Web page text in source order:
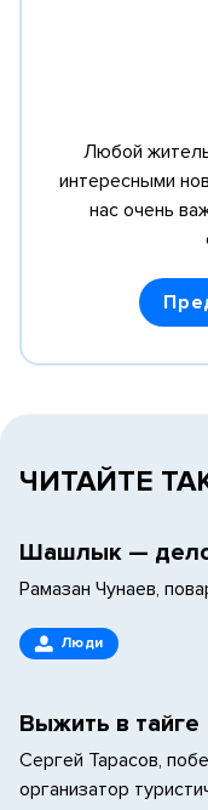
Любой
интересными
нас очень
ЧИТАЙТЕ
Шашлык —
Рамазан Чунаев,
Люди
Выжить в тайге
Сергей Тарасов,
организатор